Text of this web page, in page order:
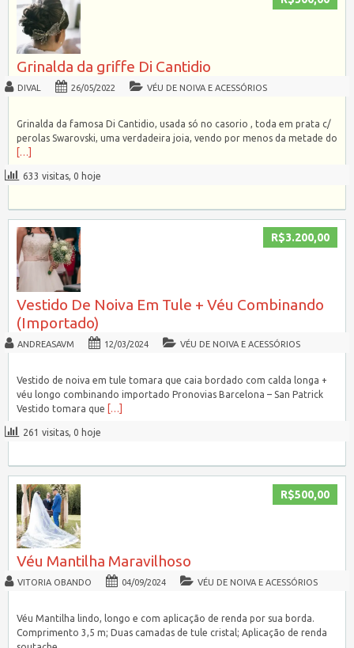
Grinalda da griffe Di Cantidio
DIVAL 26/05/2022 VÉU DE NOIVA E ACESSÓRIOS
Grinalda da famosa Di Cantidio, usada só no casorio , toda em prata c/
perolas Swarovski, uma verdadeira joia, vendo por menos da metade do
[…]
633 visitas, 0 hoje
R$3.200,00
Vestido De Noiva Em Tule + Véu Combinando
(Importado)
ANDREASAVM 12/03/2024 VÉU DE NOIVA E ACESSÓRIOS
Vestido de noiva em tule tomara que caia bordado com calda longa +
véu longo combinando importado Pronovias Barcelona – San Patrick
Vestido tomara que […]
261 visitas, 0 hoje
R$500,00
Véu Mantilha Maravilhoso
VITORIA OBANDO 04/09/2024 VÉU DE NOIVA E ACESSÓRIOS
Véu Mantilha lindo, longo e com aplicação de renda por sua borda.
Comprimento 3,5 m; Duas camadas de tule cristal; Aplicação de renda